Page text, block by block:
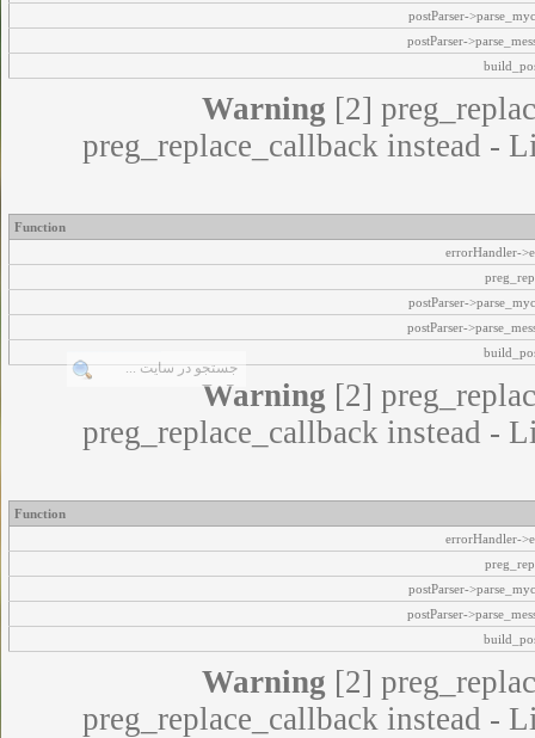
postParser-
postParser-
Warning [2]
preg_replace_callback instead -
Function
errorHandler-
postParser-
postParser-
Warning [2]
preg_replace_callback instead -
Function
errorHandler-
postParser-
postParser-
Warning [2]
preg_replace_callback instead -